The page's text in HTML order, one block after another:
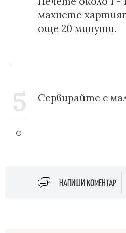
махнете
още 20 минути.
5 Сервирайте с
НАПИШИ КОМЕНТАР